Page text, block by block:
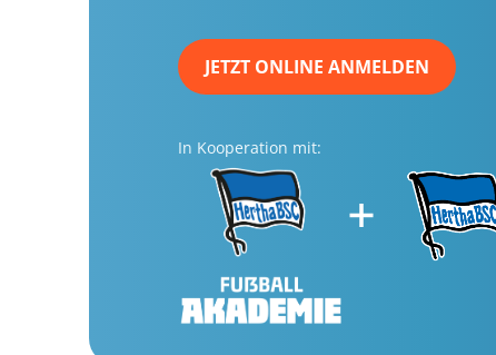
JETZT ONLINE ANMELDEN
In Kooperation mit: